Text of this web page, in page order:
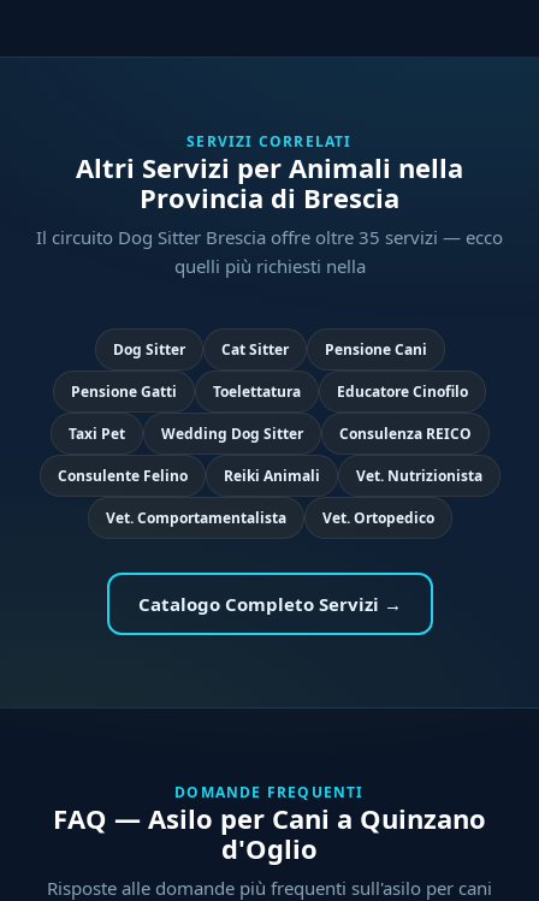
SERVIZI CORRELATI
Altri Servizi per Animali nella
Provincia di Brescia
Il circuito Dog Sitter Brescia offre oltre 35 servizi — ecco
quelli più richiesti nella
Dog Sitter Cat Sitter Pensione Cani
Pensione Gatti Toelettatura Educatore Cinofilo
Taxi Pet Wedding Dog Sitter Consulenza REICO
Consulente Felino Reiki Animali Vet. Nutrizionista
Vet. Comportamentalista Vet. Ortopedico
Catalogo Completo Servizi →
DOMANDE FREQUENTI
FAQ — Asilo per Cani a Quinzano
d'Oglio
Risposte alle domande più frequenti sull'asilo per cani